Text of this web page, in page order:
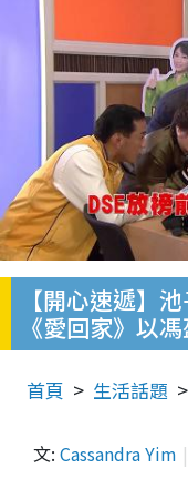
【開心速遞】
《愛回家》以
首頁 生活話題
文: Cassandra Yim